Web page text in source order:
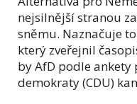
nejsilnější stranou
sněmu. Naznačuje
který zveřejnil
by AfD podle ankety
demokraty (CDU)